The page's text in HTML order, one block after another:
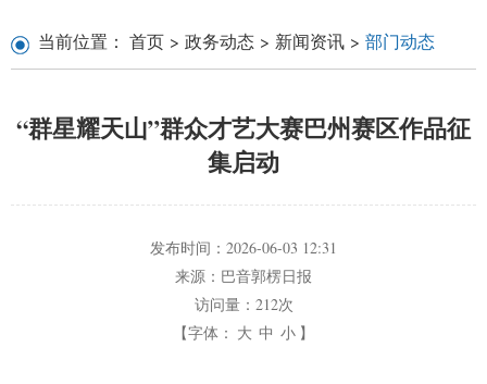
当前位置： 首页 > 政务动态 > 新闻资讯 > 部门动态
“群星耀天山”群众才艺大赛巴州赛区作品征
集启动
发布时间： 2026-06-03 12:31
来源： 巴音郭楞日报
访问量： 212次
【字体： 大 中 小 】